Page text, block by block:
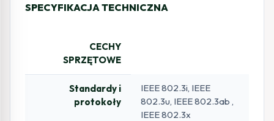
SPECYFIKACJA TECHNICZNA
CECHY
SPRZĘTOWE
Standardy i
protokoły
IEEE 802.3i, IEEE
802.3u, IEEE 802.3ab ,
IEEE 802.3x